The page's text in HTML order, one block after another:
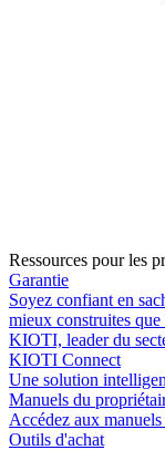
Ressources pour les
Garantie
Soyez confiant en
mieux construites
KIOTI, leader du
KIOTI Connect
Une solution
Manuels du
Accédez aux
Outils d'achat